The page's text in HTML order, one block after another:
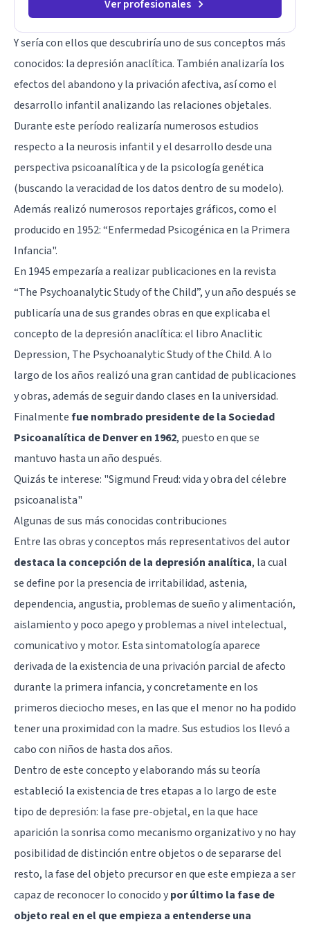
Ver profesionales
Y sería con ellos que descubriría uno de sus conceptos más
conocidos: la depresión anaclítica. También analizaría los
efectos del abandono y la privación afectiva, así como el
desarrollo infantil analizando las relaciones objetales.
Durante este período realizaría numerosos estudios
respecto a la neurosis infantil y el desarrollo desde una
perspectiva psicoanalítica y de la psicología genética
(buscando la veracidad de los datos dentro de su modelo).
Además realizó numerosos reportajes gráficos, como el
producido en 1952: “Enfermedad Psicogénica en la Primera
Infancia".
En 1945 empezaría a realizar publicaciones en la revista
“The Psychoanalytic Study of the Child”, y un año después se
publicaría una de sus grandes obras en que explicaba el
concepto de la depresión anaclítica: el libro Anaclitic
Depression, The Psychoanalytic Study of the Child. A lo
largo de los años realizó una gran cantidad de publicaciones
y obras, además de seguir dando clases en la universidad.
Finalmentefue nombrado presidente de la Sociedad
Psicoanalítica de Denver en 1962, puesto en que se
mantuvo hasta un año después.
Quizás te interese: "Sigmund Freud: vida y obra del célebre
psicoanalista"
Algunas de sus más conocidas contribuciones
Entre las obras y conceptos más representativos del autor
destaca la concepción de la depresión analítica, la cual
se define por la presencia de irritabilidad,astenia,
dependencia, angustia, problemas de sueño y alimentación,
aislamiento y poco apego y problemas a nivel intelectual,
comunicativo y motor. Esta sintomatología aparece
derivada de la existencia de una privación parcial de afecto
durante la primera infancia, y concretamente en los
primeros dieciocho meses, en las que el menor no ha podido
tener una proximidad con la madre. Sus estudios los llevó a
cabo con niños de hasta dos años.
Dentro de este concepto y elaborando más su teoría
estableció la existencia de tres etapas a lo largo de este
tipo de depresión: la fase pre-objetal, en la que hace
aparición la sonrisa como mecanismo organizativo y no hay
posibilidad de distinción entre objetos o de separarse del
resto, la fase del objeto precursor en que este empieza a ser
capaz de reconocer lo conocido ypor último la fase de
objeto real en el que empieza a entenderse una